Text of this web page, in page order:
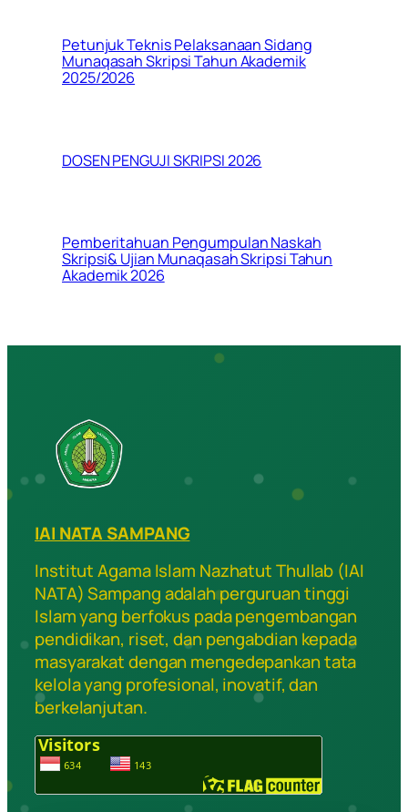
Petunjuk Teknis Pelaksanaan Sidang
Munaqasah Skripsi Tahun Akademik
2025/2026
DOSEN PENGUJI SKRIPSI 2026
Pemberitahuan Pengumpulan Naskah
Skripsi& Ujian Munaqasah Skripsi Tahun
Akademik 2026
IAI NATA SAMPANG
Institut Agama Islam Nazhatut Thullab (IAI
NATA) Sampang adalah perguruan tinggi
Islam yang berfokus pada pengembangan
pendidikan, riset, dan pengabdian kepada
masyarakat dengan mengedepankan tata
kelola yang profesional, inovatif, dan
berkelanjutan.